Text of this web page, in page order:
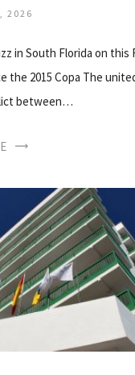
2026
in South Florida on this
the 2015 Copa The
between…